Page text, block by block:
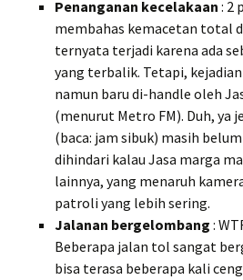
Penanganan kecelakaan : 2
membahas kemacetan total
ternyata terjadi karena ada
yang terbalik. Tetapi,
namun baru di-handle oleh
(menurut Metro FM). Duh, ya
(baca: jam sibuk) masih
dihindari kalau Jasa marga
lainnya, yang menaruh
patroli yang lebih sering.
Jalanan bergelombang :
Beberapa jalan tol sangat
bisa terasa beberapa kali